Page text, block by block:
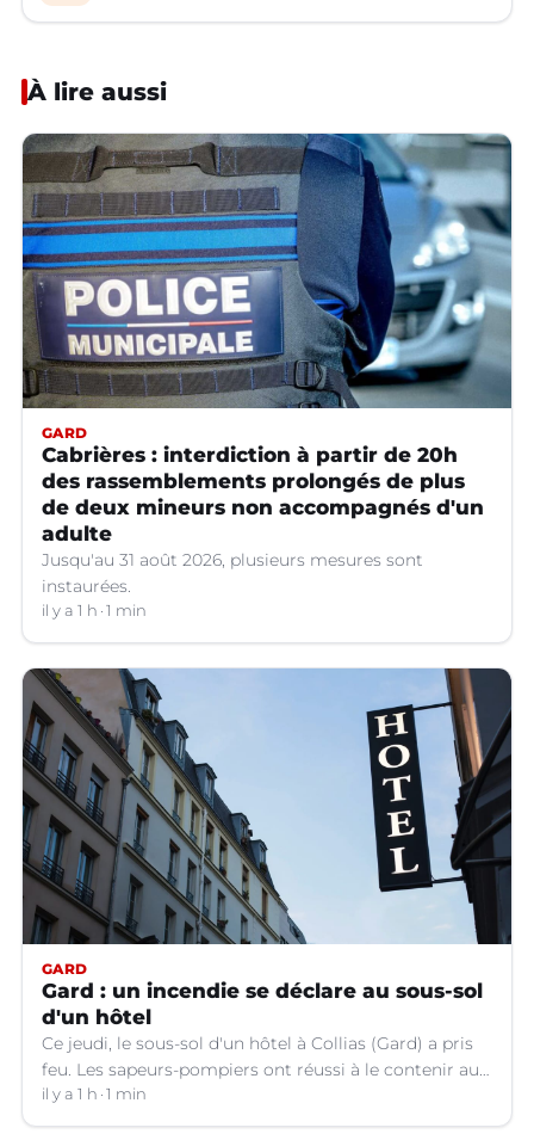
À lire aussi
GARD
Cabrières : interdiction à partir de 20h
des rassemblements prolongés de plus
de deux mineurs non accompagnés d'un
adulte
Jusqu'au 31 août 2026, plusieurs mesures sont
instaurées.
il y a 1 h 1 min
GARD
Gard : un incendie se déclare au sous-sol
d'un hôtel
Ce jeudi, le sous-sol d'un hôtel à Collias (Gard) a pris
feu. Les sapeurs-pompiers ont réussi à le contenir au
niveau de la buanderie.
il y a 1 h 1 min